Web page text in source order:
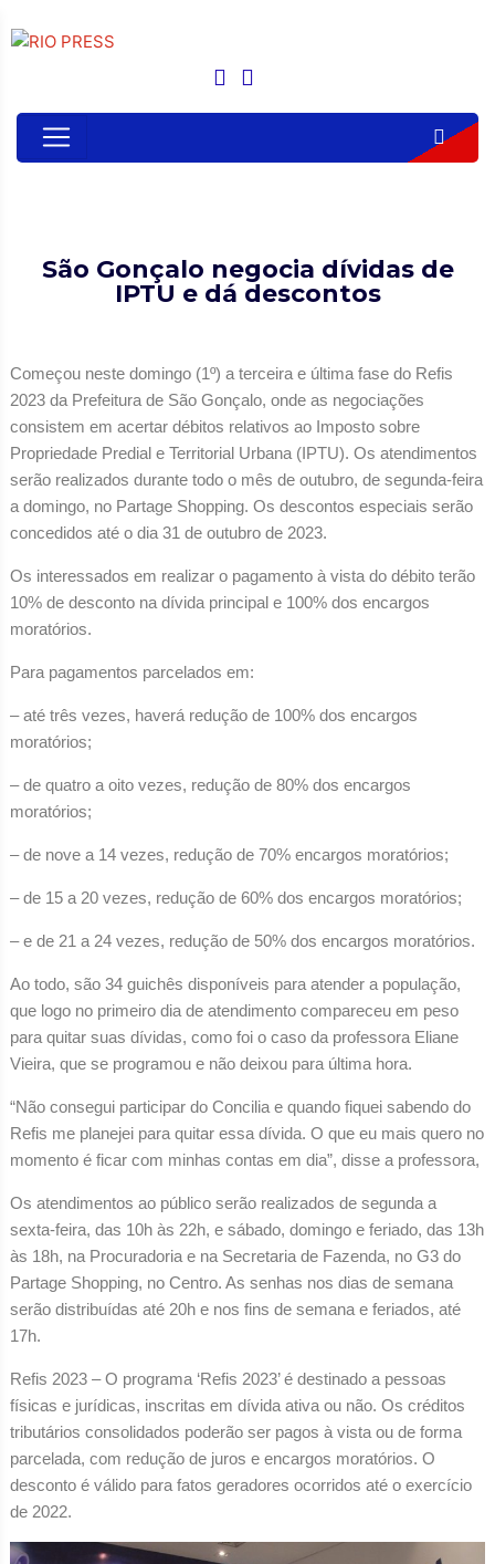
São Gonçalo negocia dívidas de
IPTU e dá descontos
Começou neste domingo (1º) a terceira e última fase do Refis
2023 da Prefeitura de São Gonçalo, onde as negociações
consistem em acertar débitos relativos ao Imposto sobre
Propriedade Predial e Territorial Urbana (IPTU). Os atendimentos
serão realizados durante todo o mês de outubro, de segunda-feira
a domingo, no Partage Shopping. Os descontos especiais serão
concedidos até o dia 31 de outubro de 2023.
Os interessados em realizar o pagamento à vista do débito terão
10% de desconto na dívida principal e 100% dos encargos
moratórios.
Para pagamentos parcelados em:
– até três vezes, haverá redução de 100% dos encargos
moratórios;
– de quatro a oito vezes, redução de 80% dos encargos
moratórios;
– de nove a 14 vezes, redução de 70% encargos moratórios;
– de 15 a 20 vezes, redução de 60% dos encargos moratórios;
– e de 21 a 24 vezes, redução de 50% dos encargos moratórios.
Ao todo, são 34 guichês disponíveis para atender a população,
que logo no primeiro dia de atendimento compareceu em peso
para quitar suas dívidas, como foi o caso da professora Eliane
Vieira, que se programou e não deixou para última hora.
“Não consegui participar do Concilia e quando fiquei sabendo do
Refis me planejei para quitar essa dívida. O que eu mais quero no
momento é ficar com minhas contas em dia”, disse a professora,
Os atendimentos ao público serão realizados de segunda a
sexta-feira, das 10h às 22h, e sábado, domingo e feriado, das 13h
às 18h, na Procuradoria e na Secretaria de Fazenda, no G3 do
Partage Shopping, no Centro. As senhas nos dias de semana
serão distribuídas até 20h e nos fins de semana e feriados, até
17h.
Refis 2023 – O programa ‘Refis 2023’ é destinado a pessoas
físicas e jurídicas, inscritas em dívida ativa ou não. Os créditos
tributários consolidados poderão ser pagos à vista ou de forma
parcelada, com redução de juros e encargos moratórios. O
desconto é válido para fatos geradores ocorridos até o exercício
de 2022.